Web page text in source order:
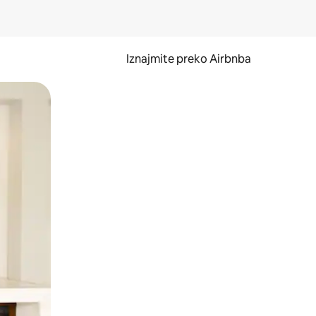
Iznajmite preko Airbnba
prstom po zaslonu.